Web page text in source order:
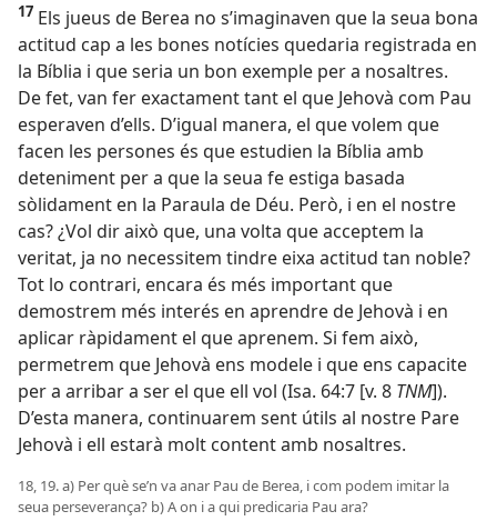
17 Els jueus de Berea no s’imaginaven que la seua bona
actitud cap a les bones notícies quedaria registrada en
la Bíblia i que seria un bon exemple per a nosaltres.
De fet, van fer exactament tant el que Jehovà com Pau
esperaven d’ells. D’igual manera, el que volem que
facen les persones és que estudien la Bíblia amb
deteniment per a que la seua fe estiga basada
sòlidament en la Paraula de Déu. Però, i en el nostre
cas? ¿Vol dir això que, una volta que acceptem la
veritat, ja no necessitem tindre eixa actitud tan noble?
Tot lo contrari, encara és més important que
demostrem més interés en aprendre de Jehovà i en
aplicar ràpidament el que aprenem. Si fem això,
permetrem que Jehovà ens modele i que ens capacite
per a arribar a ser el que ell vol (Isa. 64:7 [v. 8 TNM]).
D’esta manera, continuarem sent útils al nostre Pare
Jehovà i ell estarà molt content amb nosaltres.
18, 19. a) Per què se’n va anar Pau de Berea, i com podem imitar la
seua perseverança? b) A on i a qui predicaria Pau ara?